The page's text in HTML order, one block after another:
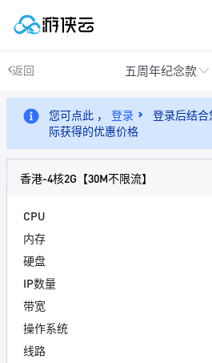
返回 五周年纪念款
您可点此 ， 登录
登录后结
际获得的优惠价格
香港-4核2G【30M不限流】
CPU
内存
硬盘
IP数量
带宽
操作系统
线路